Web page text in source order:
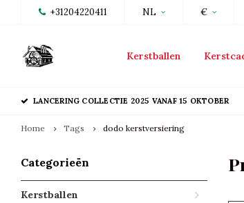
+31204220411 NL €
Kerstballen
LANCERING COLLECTIE 2025 VANAF 15 OKTOBER
Home Tags dodo kerstversiering
Categorieën
Kerstballen